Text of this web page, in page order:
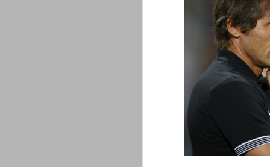
Cari amici, l'avventura che
abbiamo iniziato il 5 maggio 2007
Quando abbiamo messo on line
questo sito la nostra squadra del
cuore stava vivendo il suo periodo
più buio, annichilita nel suo
prestigio e guidata in modo da non
dare molte speranze di un futuro